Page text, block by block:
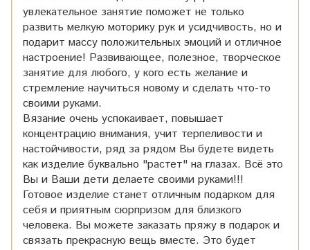
увлекательное занятие поможет не только
развить мелкую моторику рук и усидчивость, но и
подарит массу положительных эмоций и отличное
настроение! Развивающее, полезное, творческое
занятие для любого, у кого есть желание и
стремление научиться новому и сделать что-то
своими руками.
Вязание очень успокаивает, повышает
концентрацию внимания, учит терпеливости и
настойчивости, ряд за рядом Вы будете видеть
как изделие буквально "растет" на глазах. Всё это
Вы и Ваши дети делаете своими руками!!!
Готовое изделие станет отличным подарком для
себя и приятным сюрпризом для близкого
человека. Вы можете заказать пряжу в подарок и
связать прекрасную вещь вместе. Это будет